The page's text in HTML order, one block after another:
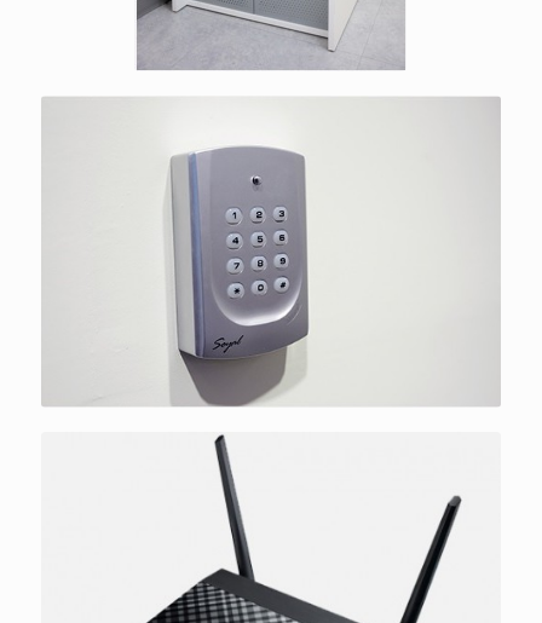
安全電子保全系統
免費提供多頻段WIFI無線網路